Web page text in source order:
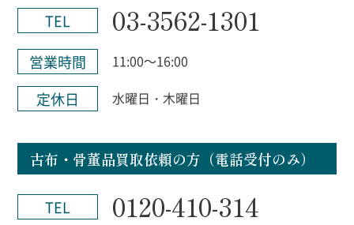
TEL 03-3562-1301
営業時間 11:00～16:00
定休日 水曜日・木曜日
古布・骨董品買取依頼の方（電話受付のみ）
TEL 0120-410-314